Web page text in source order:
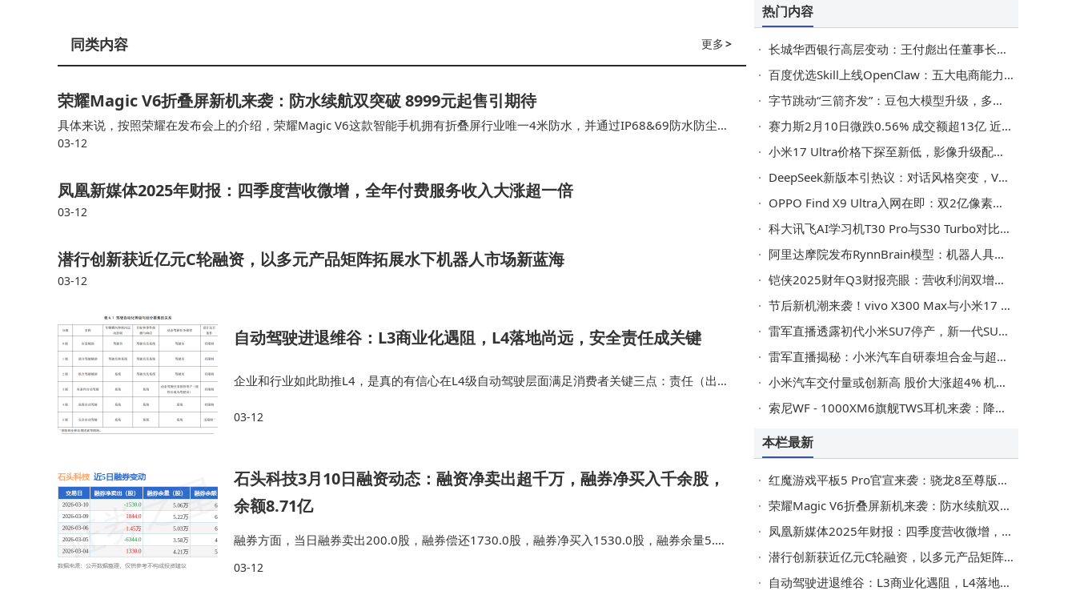
外观设计延续电竞风格，后盖经过重新设计，融入更多科技元素与线条感，强化视觉冲击力。影像系统维持
平板5 Pro在性能释放、散热效率及操控体验等维度均达到行业顶尖水平，尤其适合追求极致游戏表现的硬核玩
家。随着发布日期临近，更多细节参数有望逐步揭晓。
更多>
同类内容
荣耀Magic V6折叠屏新机来袭：防水续航双突破 8999元起售引期待
具体来说，按照荣耀在发布会上的介绍，荣耀Magic V6这款智能手机拥有折叠屏行业唯一4米防水，并通过IP68&69防水防尘
认证，号称是最可靠的折叠屏。对此，在笔者看来，因为主要面向于高端智能手机用户，这促…
03-12
凤凰新媒体2025年财报：四季度营收微增，全年付费服务收入大涨超一倍
03-12
潜行创新获近亿元C轮融资，以多元产品矩阵拓展水下机器人市场新蓝海
03-12
自动驾驶进退维谷：L3商业化遇阻，L4落地尚远，安全责任成关键
企业和行业如此助推L4，是真的有信心在L4级自动驾驶层面满足消费者关键三点：责任（出
把“智能化的下半场”的故事，继续讲下去？L5…
03-12
石头科技3月10日融资动态：融资净卖出超千万，融券净买入千余股，
余额8.71亿
融券方面，当日融券卖出200.0股，融券偿还1730.0股，融券净买入1530.0股，融券余量5.0
6万股。 融资融券余额8.71亿元，较昨日下滑1.46%。包括券商对投资者的融资、融券和金融
03-12
热门内容
长城华西银行高层变动：王付彪出任董事长，王振飞任副行长，前三季度净利润下滑
百度优选Skill上线OpenClaw：五大电商能力开放，一键解锁智能选购新体验
字节跳动“三箭齐发”：豆包大模型升级，多模态AI引领行业新变革
赛力斯2月10日微跌0.56% 成交额超13亿 近5日获主力资金青睐净流入超七千万
小米17 Ultra价格下探至新低，影像升级配置强，米粉入手好时机
DeepSeek新版本引热议：对话风格突变，V4大模型即将惊艳登场？
OPPO Find X9 Ultra入网在即：双2亿像素五摄+卫星通话 3月或将登场
科大讯飞AI学习机T30 Pro与S30 Turbo对比，帮您为孩子挑出最佳学习搭子
阿里达摩院发布RynnBrain模型：机器人具备时空记忆，具身智能迈关键一步
铠侠2025财年Q3财报亮眼：营收利润双增，2026年NAND市场前景可期
节后新机潮来袭！vivo X300 Max与小米17 Max大屏长续航旗舰正面交锋
雷军直播透露初代小米SU7停产，新一代SU7升级电机与智驾系统来袭
雷军直播揭秘：小米汽车自研泰坦合金与超强钢 展现硬核技术实力
小米汽车交付量或创新高 股价大涨超4% 机构看好目标价升至47港元
索尼WF - 1000XM6旗舰TWS耳机来袭：降噪音质双升级，佩戴体验再优化
本栏最新
红魔游戏平板5 Pro官宣来袭：骁龙8至尊版加持，PC级散热畅玩无忧
荣耀Magic V6折叠屏新机来袭：防水续航双突破 8999元起售引期待
凤凰新媒体2025年财报：四季度营收微增，全年付费服务收入大涨超一倍
潜行创新获近亿元C轮融资，以多元产品矩阵拓展水下机器人市场新蓝海
自动驾驶进退维谷：L3商业化遇阻，L4落地尚远，安全责任成关键